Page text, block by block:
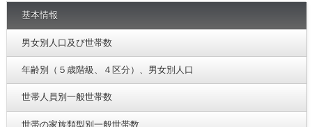
基本情報
男女別人口及び世帯数
年齢別（５歳階級、４区分）、男女別人口
世帯人員別一般世帯数
世帯の家族類型別一般世帯数